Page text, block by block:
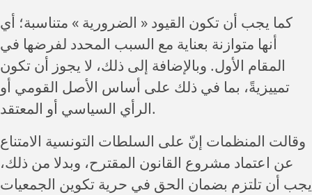
كما يجب أن تكون القيود « الضرورية » متناسبة؛ أي
أنها متوازنة بعناية مع السبب المحدد لفرضها في
المقام الأول. وبالإضافة إلى ذلك، لا يجوز أن تكون
تمييزيةً، بما في ذلك على أساس الأصل القومي أو
الرأي السياسي أو المعتقد.
وقالت المنظمات إنّ على السلطات التونسية الامتناع
عن اعتماد مشروع القانون المقترح، وبدلا من ذلك،
يجب أن تلتزم بضمان الحق في حرية تكوين الجمعيات